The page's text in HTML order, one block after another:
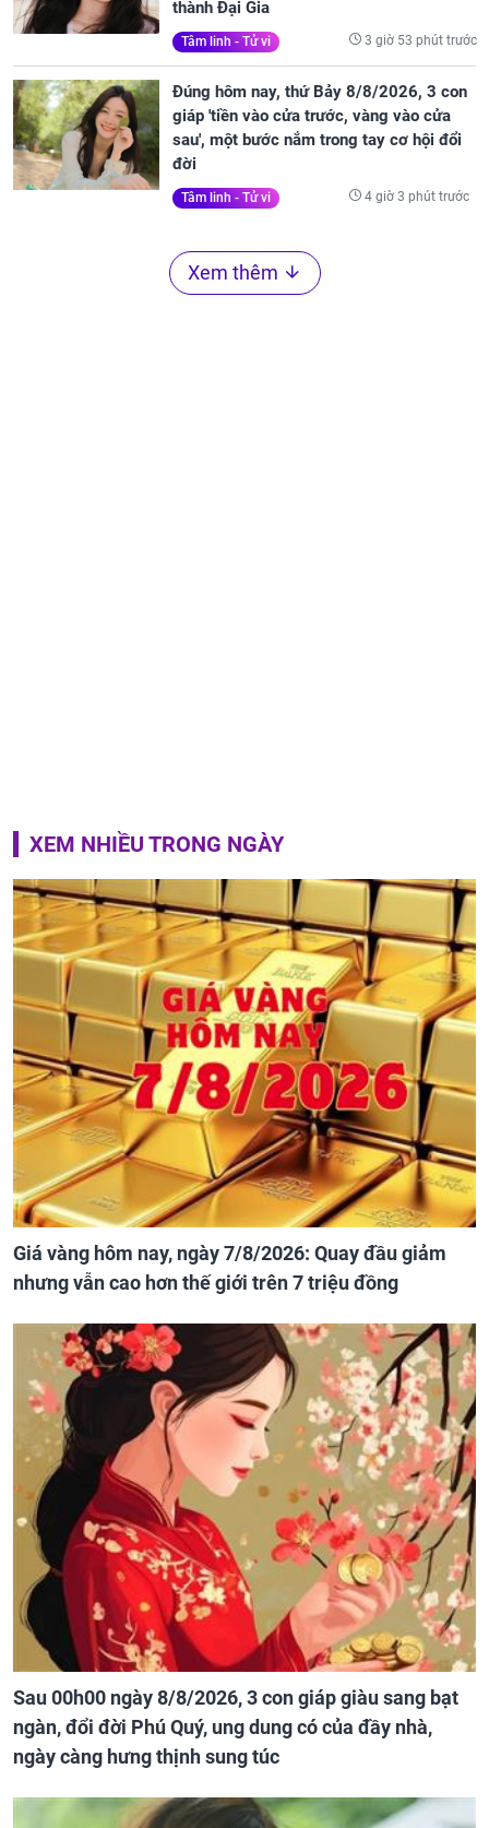
thành Đại Gia
Tâm linh - Tử vi 3 giờ 53 phút trước
Đúng hôm nay, thứ Bảy 8/8/2026, 3 con
giáp 'tiền vào cửa trước, vàng vào cửa
sau', một bước nắm trong tay cơ hội đổi
đời
Tâm linh - Tử vi 4 giờ 3 phút trước
Xem thêm
XEM NHIỀU TRONG NGÀY
Giá vàng hôm nay, ngày 7/8/2026: Quay đầu giảm
nhưng vẫn cao hơn thế giới trên 7 triệu đồng
Sau 00h00 ngày 8/8/2026, 3 con giáp giàu sang bạt
ngàn, đổi đời Phú Quý, ung dung có của đầy nhà,
ngày càng hưng thịnh sung túc